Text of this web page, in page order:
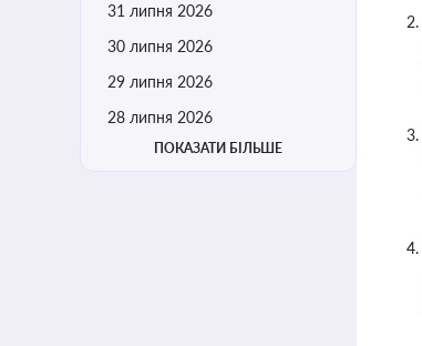
31 липня 2026
30 липня 2026
29 липня 2026
28 липня 2026
ПОКАЗАТИ БІЛЬШЕ